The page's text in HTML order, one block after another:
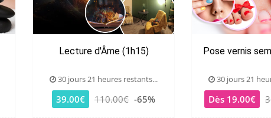
Lecture d'Âme (1h15)
30 jours 21 heures restants...
39.00€ 110.00€ -65%
Pose vernis
30 jours 21
Dès 19.00€